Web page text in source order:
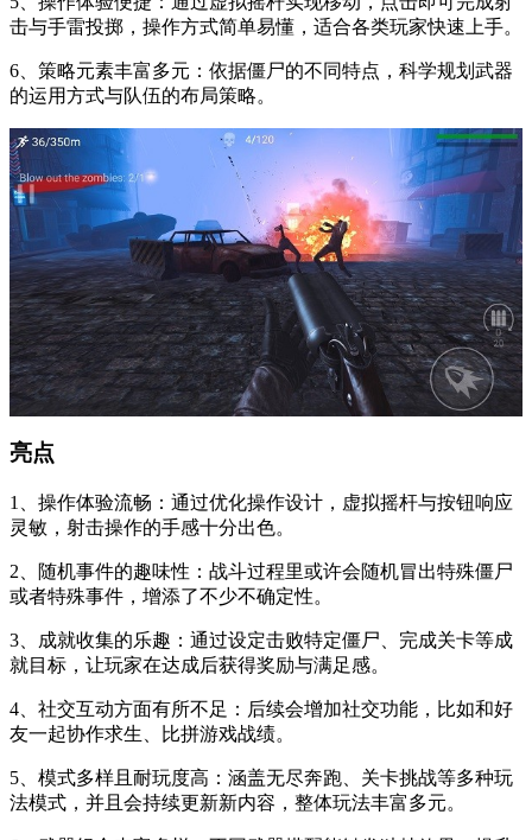
击与手雷投掷，操作方式简单易懂，适合各类玩家快速上手。
6、策略元素丰富多元：依据僵尸的不同特点，科学规划武器
的运用方式与队伍的布局策略。
亮点
1、操作体验流畅：通过优化操作设计，虚拟摇杆与按钮响应
灵敏，射击操作的手感十分出色。
2、随机事件的趣味性：战斗过程里或许会随机冒出特殊僵尸
或者特殊事件，增添了不少不确定性。
3、成就收集的乐趣：通过设定击败特定僵尸、完成关卡等成
就目标，让玩家在达成后获得奖励与满足感。
4、社交互动方面有所不足：后续会增加社交功能，比如和好
友一起协作求生、比拼游戏战绩。
5、模式多样且耐玩度高：涵盖无尽奔跑、关卡挑战等多种玩
法模式，并且会持续更新新内容，整体玩法丰富多元。